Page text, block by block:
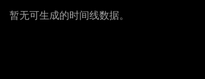
暂无可生成的时间线数据。